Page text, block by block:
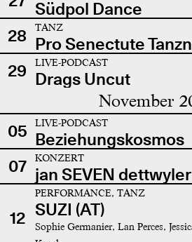
Südpol Dance
28
TANZ
Pro Senectute
29
LIVE-PODCAST
Drags Uncut
November
05 LIVE-PODCAST
Beziehungskosmos
07
KONZERT
jan SEVEN dettwyler
12
PERFORMANCE, TANZ
SUZI (AT)
Sophie Germanier, Lan Perces,